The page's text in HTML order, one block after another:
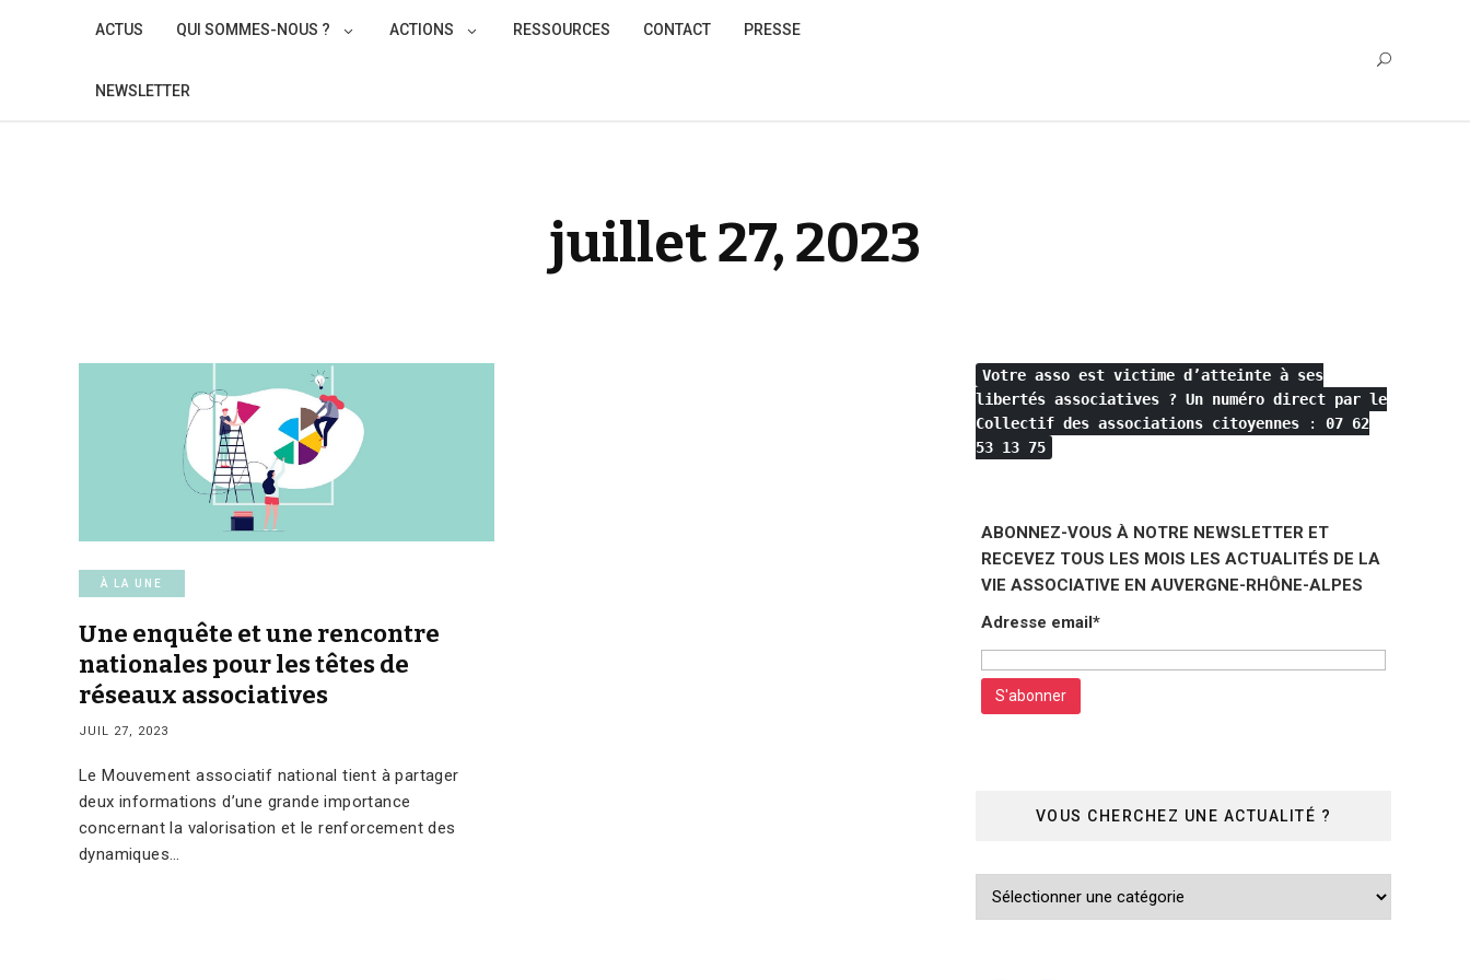
ACTUS QUI SOMMES-NOUS ? ACTIONS RESSOURCES CONTACT PRESSE
NEWSLETTER
juillet 27, 2023
À LA UNE
Une enquête et une rencontre
nationales pour les têtes de
réseaux associatives
JUIL 27, 2023
Le Mouvement associatif national tient à partager
deux informations d’une grande importance
concernant la valorisation et le renforcement des
dynamiques…
Votre asso est victime d’atteinte à ses
libertés associatives ? Un numéro direct par le
Collectif des associations citoyennes : 07 62
53 13 75
ABONNEZ-VOUS À NOTRE NEWSLETTER ET
RECEVEZ TOUS LES MOIS LES ACTUALITÉS DE LA
VIE ASSOCIATIVE EN AUVERGNE-RHÔNE-ALPES
Adresse email*
VOUS CHERCHEZ UNE ACTUALITÉ ?
Vous